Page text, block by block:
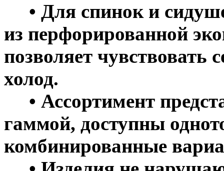
• Для спинок и
из перфорированной
позволяет чувствовать
холод.
• Ассортимент
гаммой, доступны
комбинированные